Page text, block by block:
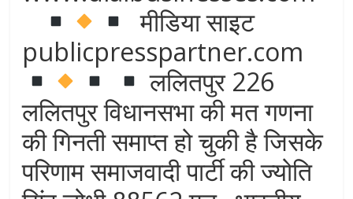
मीडिया साइट
publicpresspartner.com
ललितपुर 226
ललितपुर विधानसभा की मत गणना
की गिनती समाप्त हो चुकी है जिसके
परिणाम समाजवादी पार्टी की ज्योति